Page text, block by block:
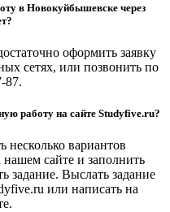
в Новокуйбышевске через
оформить заявку
сетях, или позвонить по
87.
работу на сайте Studyfive.ru?
несколько вариантов
сайте и заполнить
задание. Выслать задание
или написать на